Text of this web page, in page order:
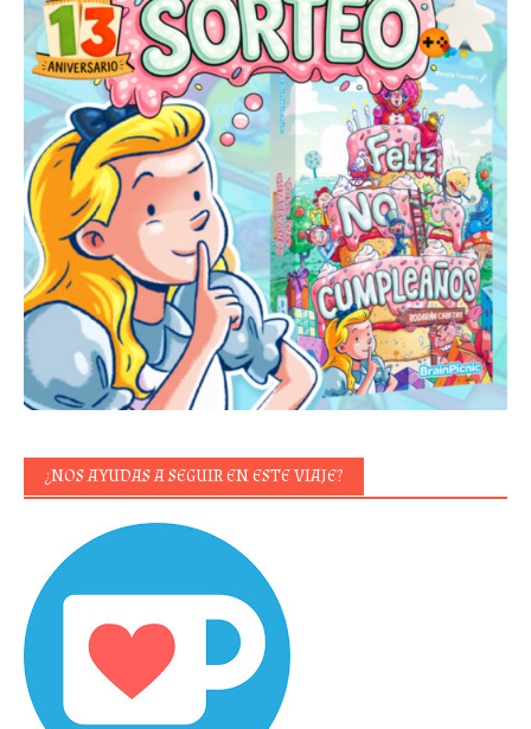
¿NOS AYUDAS A SEGUIR EN ESTE VIAJE?